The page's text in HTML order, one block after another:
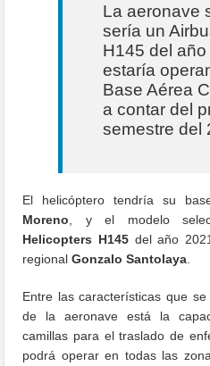
La aeronave
sería un
H145 del
estaría
Base Aérea
a contar del
semestre del
El helicóptero tendría su
Moreno , y el modelo
Helicopters H145 del año
regionalGonzalo Santolaya
Entre las características que
de la aeronave está la
camillas para el traslado de
podrá operar en todas las